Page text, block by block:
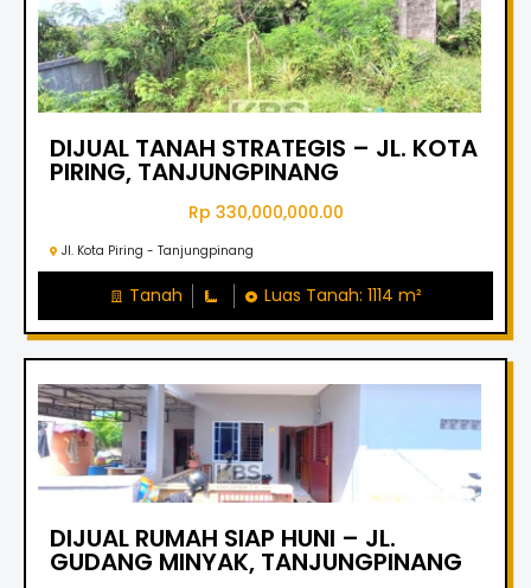
DIJUAL TANAH STRATEGIS – JL. KOTA
PIRING, TANJUNGPINANG
Rp 330,000,000.00
Jl. Kota Piring - Tanjungpinang
Tanah Luas Tanah: 1114 m²
DIJUAL RUMAH SIAP HUNI – JL.
GUDANG MINYAK, TANJUNGPINANG